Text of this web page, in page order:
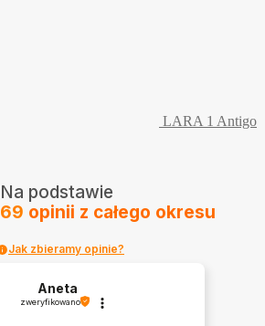
LARA 1 Antigo
Na podstawie
69 opinii z całego okresu
Jak zbieramy opinie?
Aneta
zweryfikowano